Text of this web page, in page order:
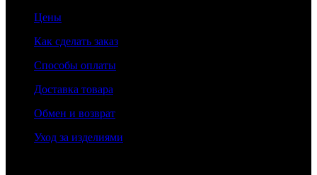
Цены
Как сделать заказ
Способы оплаты
Доставка товара
Обмен и возврат
Уход за изделиями